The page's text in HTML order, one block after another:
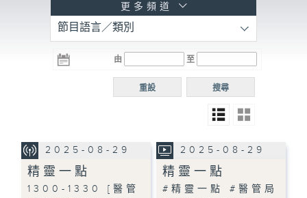
R3
電台 電台
R5
電台
普通
更多頻道
節目語言／類別
由 至
搜尋
重設
2025-08-29
精靈一點
1300-1330 [醫管
2025-08-29
精靈一點
#精靈一點 #醫管局